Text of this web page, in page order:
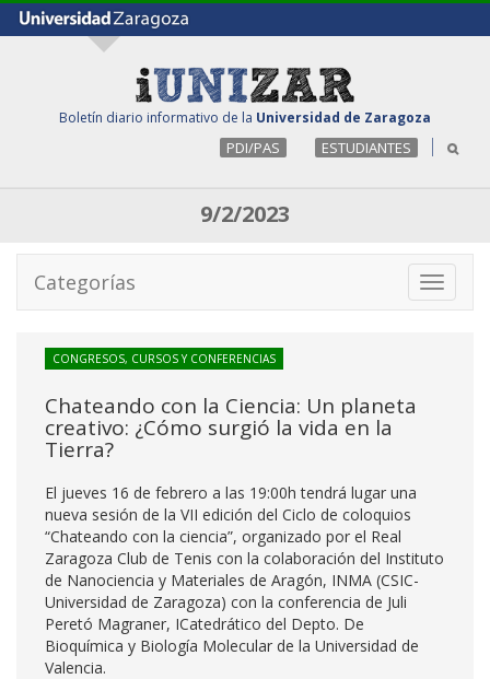
Boletín diario informativo de la Universidad de Zaragoza
PDI/PAS ESTUDIANTES
9/2/2023
Toggle
Categorías
CONGRESOS, CURSOS Y CONFERENCIAS
Chateando con la Ciencia: Un planeta
creativo: ¿Cómo surgió la vida en la
Tierra?
El jueves 16 de febrero a las 19:00h tendrá lugar una
nueva sesión de la VII edición del Ciclo de coloquios
“Chateando con la ciencia”, organizado por el Real
Zaragoza Club de Tenis con la colaboración del Instituto
de Nanociencia y Materiales de Aragón, INMA (CSIC-
Universidad de Zaragoza) con la conferencia de Juli
Peretó Magraner, ICatedrático del Depto. De
Bioquímica y Biología Molecular de la Universidad de
Valencia.